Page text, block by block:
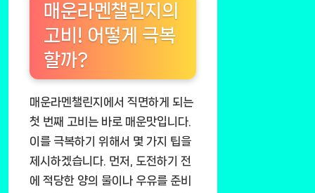
매운라멘챌린지의
고비! 어떻게 극복
할까?
매운라멘챌린지에서 직면하게 되는
첫 번째 고비는 바로 매운맛입니다.
이를 극복하기 위해서 몇 가지 팁을
제시하겠습니다. 먼저, 도전하기 전
에 적당한 양의 물이나 우유를 준비